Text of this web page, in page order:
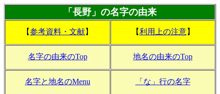
「長野」の名字の由来
【参考資料・文献】 【利用上の注意】
名字の由来のTop 地名の由来のTop
名字と地名のMenu 「な」行の名字